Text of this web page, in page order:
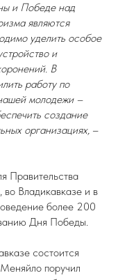
и Победе над
являются
уделить особое
и
В
работу по
молодежи –
создание
организациях, –
Правительства
, во Владикавказе и в
более 200
Дня Победы.
состоится
поручил